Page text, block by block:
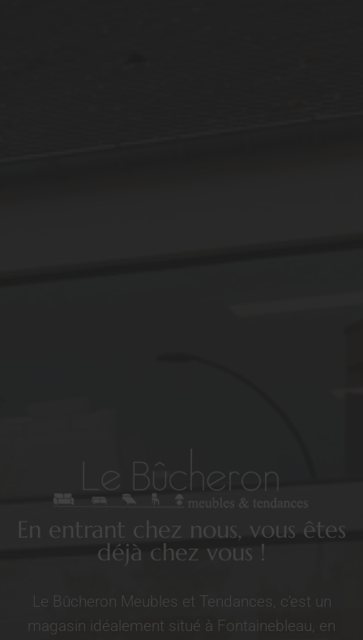
En entrant chez nous, vous êtes
déjà chez vous !
Le Bûcheron Meubles et Tendances, c’est un
magasin idéalement situé à Fontainebleau, en